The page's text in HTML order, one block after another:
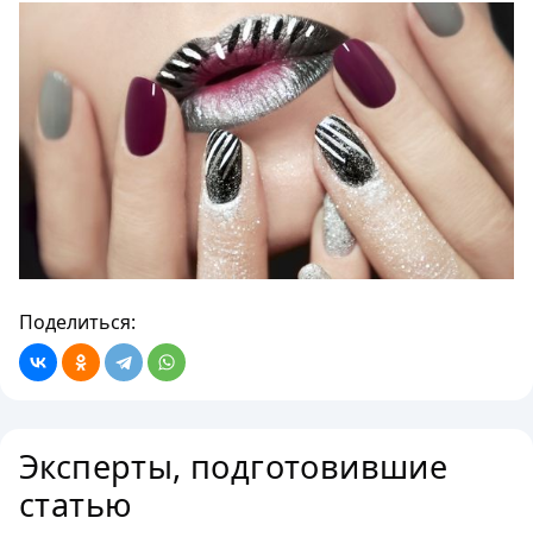
Поделиться:
Эксперты, подготовившие
статью